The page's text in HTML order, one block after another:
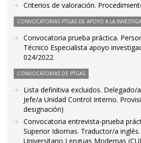
Criterios de valoración.
CONVOCATORIAS PTGAS DE APOYO A LA
Convocatoria prueba práctica.
Técnico Especialista apoyo
024/2022
CONVOCATORIAS DE PTGAS
Lista definitiva excluidos.
Jefe/a Unidad Control Interno.
designación)
Convocatoria entrevista-prueba
Superior Idiomas. Traductor/a
Universitario Lenguas Modernas